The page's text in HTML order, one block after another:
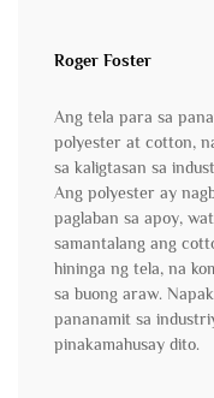
Roger Foster
Ang tela para sa
polyester at cotton,
sa kaligtasan sa
Ang polyester ay
paglaban sa apoy,
samantalang ang
hininga ng tela, na
sa buong araw.
pananamit sa
pinakamahusay dito.